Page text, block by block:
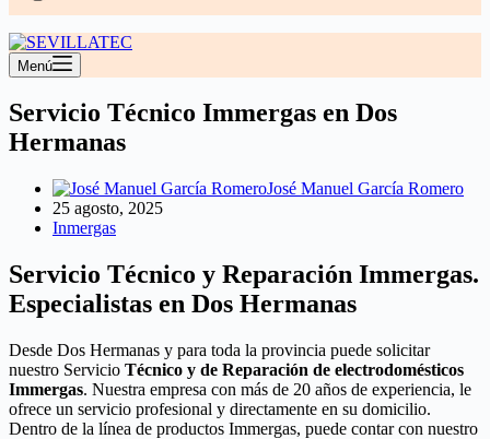
Menú
Servicio Técnico Immergas en Dos
Hermanas
José Manuel García Romero
25 agosto, 2025
Inmergas
Servicio Técnico y Reparación Immergas.
Especialistas en Dos Hermanas
Desde Dos Hermanas y para toda la provincia puede solicitar
nuestro Servicio Técnico y de Reparación de electrodomésticos
Immergas. Nuestra empresa con más de 20 años de experiencia, le
ofrece un servicio profesional y directamente en su domicilio.
Dentro de la línea de productos Immergas, puede contar con nuestro